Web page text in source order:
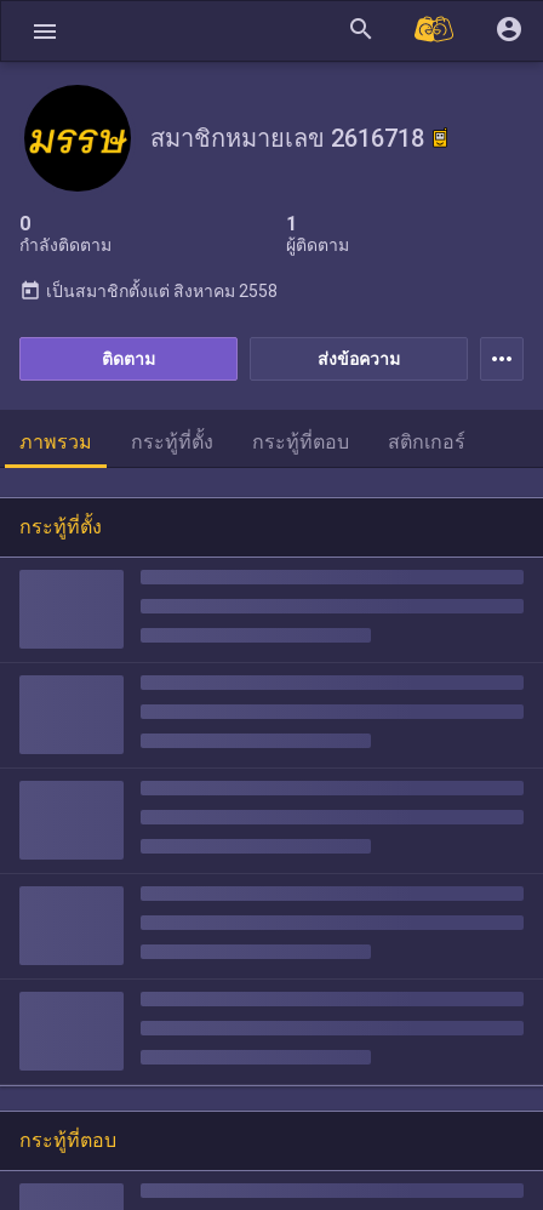
menu search account_circle
สมาชิกหมายเลข 2616718
0
กำลังติดตาม
1
ผู้ติดตาม
ส่งข้อความ
ติดตาม
today เป็นสมาชิกตั้งแต่ สิงหาคม 2558
more_horiz
ภาพรวม กระทู้ที่ตั้ง กระทู้ที่ตอบ สติกเกอร์
กระทู้ที่ตั้ง
กระทู้ที่ตอบ